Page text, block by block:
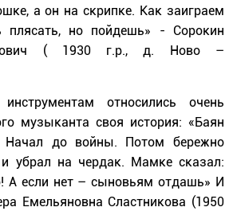
а он на скрипке. Как заиграем
но пойдешь» - Сорокин
( 1930 г.р., д. Ново –
относились очень
музыканта своя история: «Баян
Начал до войны. Потом бережно
убрал на чердак. Мамке сказал:
А если нет – сыновьям отдашь» И
Емельяновна Сластникова (1950